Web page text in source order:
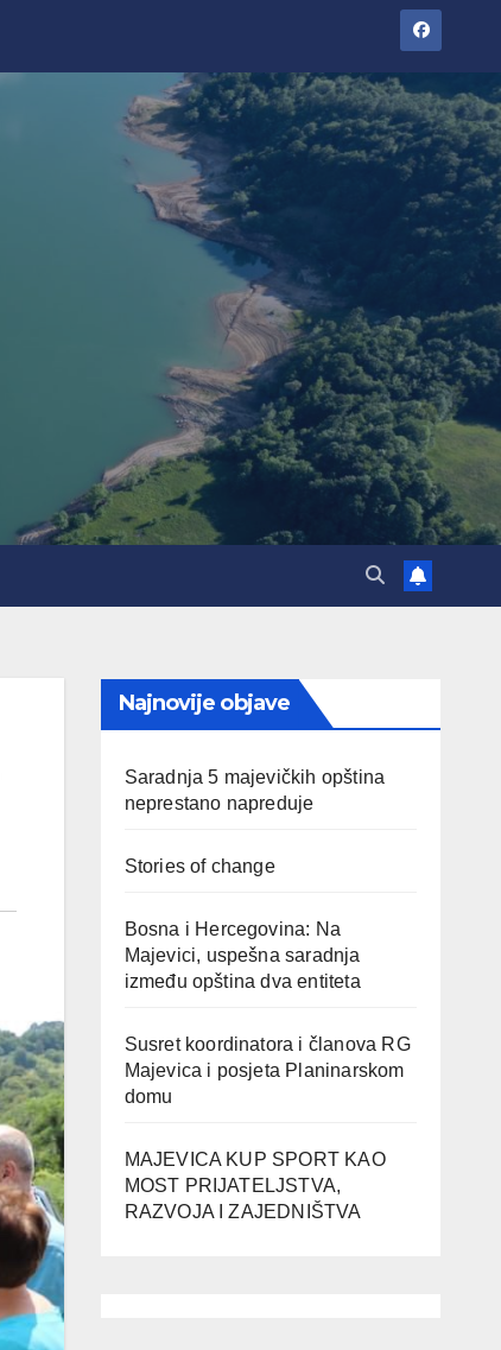
Najnovije objave
Saradnja 5 majevičkih opština
neprestano napreduje
Stories of change
Bosna i Hercegovina: Na
Majevici, uspešna saradnja
između opština dva entiteta
Susret koordinatora i članova RG
Majevica i posjeta Planinarskom
domu
MAJEVICA KUP SPORT KAO
MOST PRIJATELJSTVA,
RAZVOJA I ZAJEDNIŠTVA